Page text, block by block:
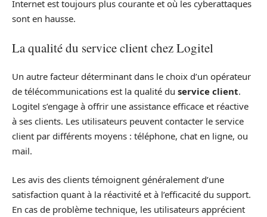
Internet est toujours plus courante et où les cyberattaques
sont en hausse.
La qualité du service client chez Logitel
Un autre facteur déterminant dans le choix d’un opérateur
de télécommunications est la qualité du service client.
Logitel s’engage à offrir une assistance efficace et réactive
à ses clients. Les utilisateurs peuvent contacter le service
client par différents moyens : téléphone, chat en ligne, ou
mail.
Les avis des clients témoignent généralement d’une
satisfaction quant à la réactivité et à l’efficacité du support.
En cas de problème technique, les utilisateurs apprécient